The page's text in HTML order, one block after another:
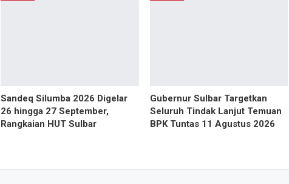
Sandeq Silumba 2026 Digelar
26 hingga 27 September,
Rangkaian HUT Sulbar
Gubernur Sulbar Targetkan
Seluruh Tindak Lanjut Temuan
BPK Tuntas 11 Agustus 2026